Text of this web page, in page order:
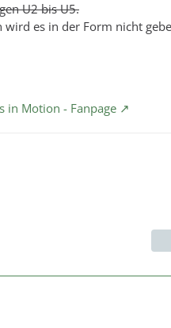
U2 bis U5.
wird es in der Form nicht
in Motion - Fanpage